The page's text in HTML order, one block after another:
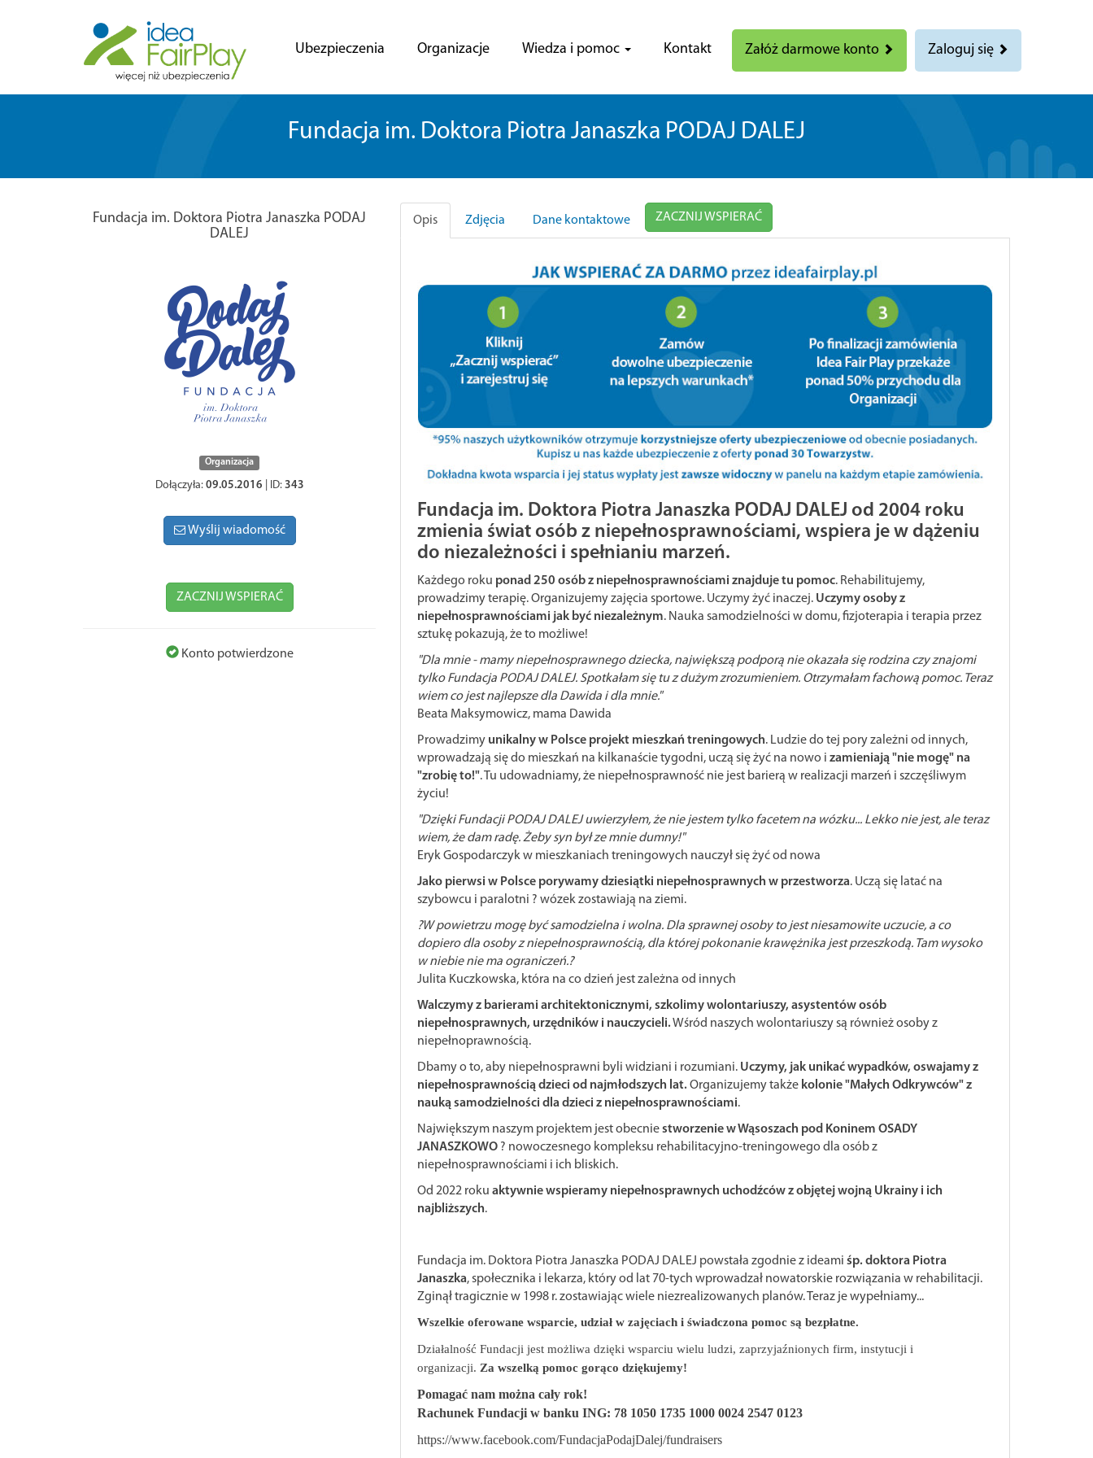
Ubezpieczenia Organizacje Wiedza i pomoc Kontakt Załóż darmowe konto Zaloguj się
Fundacja im. Doktora Piotra Janaszka PODAJ DALEJ
Fundacja im. Doktora Piotra Janaszka PODAJ
DALEJ
Organizacja
Dołączyła: 09.05.2016 | ID: 343
Wyślij wiadomość
ZACZNIJ WSPIERAĆ
Konto potwierdzone
Opis Zdjęcia Dane kontaktowe ZACZNIJ WSPIERAĆ
Fundacja im. Doktora Piotra Janaszka PODAJ DALEJ od 2004 roku
zmienia świat osób z niepełnosprawnościami, wspiera je w dążeniu
do niezależności i spełnianiu marzeń.
Każdego roku ponad 250 osób z niepełnosprawnościami znajduje tu pomoc. Rehabilitujemy,
prowadzimy terapię. Organizujemy zajęcia sportowe. Uczymy żyć inaczej. Uczymy osoby z
niepełnosprawnościami jak być niezależnym. Nauka samodzielności w domu, fizjoterapia i terapia przez
sztukę pokazują, że to możliwe!
"Dla mnie - mamy niepełnosprawnego dziecka, największą podporą nie okazała się rodzina czy znajomi
tylko Fundacja PODAJ DALEJ. Spotkałam się tu z dużym zrozumieniem. Otrzymałam fachową pomoc. Teraz
wiem co jest najlepsze dla Dawida i dla mnie."
Beata Maksymowicz, mama Dawida
Prowadzimy unikalny w Polsce projekt mieszkań treningowych. Ludzie do tej pory zależni od innych,
wprowadzają się do mieszkań na kilkanaście tygodni, uczą się żyć na nowo i zamieniają "nie mogę" na
"zrobię to!". Tu udowadniamy, że niepełnosprawność nie jest barierą w realizacji marzeń i szczęśliwym
życiu!
"Dzięki Fundacji PODAJ DALEJ uwierzyłem, że nie jestem tylko facetem na wózku... Lekko nie jest, ale teraz
wiem, że dam radę. Żeby syn był ze mnie dumny!"
Eryk Gospodarczyk w mieszkaniach treningowych nauczył się żyć od nowa
Jako pierwsi w Polsce porywamy dziesiątki niepełnosprawnych w przestworza. Uczą się latać na
szybowcu i paralotni ? wózek zostawiają na ziemi.
?W powietrzu mogę być samodzielna i wolna. Dla sprawnej osoby to jest niesamowite uczucie, a co
dopiero dla osoby z niepełnosprawnością, dla której pokonanie krawężnika jest przeszkodą. Tam wysoko
w niebie nie ma ograniczeń.?
Julita Kuczkowska, która na co dzień jest zależna od innych
Walczymy z barierami architektonicznymi, szkolimy wolontariuszy, asystentów osób
niepełnosprawnych, urzędników i nauczycieli.Wśród naszych wolontariuszy są również osoby z
niepełnoprawnością.
Dbamy o to, aby niepełnosprawni byli widziani i rozumiani. Uczymy, jak unikać wypadków, oswajamy z
niepełnosprawnością dzieci od najmłodszych lat. Organizujemy także kolonie "Małych Odkrywców" z
nauką samodzielności dla dzieci z niepełnosprawnościami.
Największym naszym projektem jest obecniestworzenie w Wąsoszach pod Koninem OSADY
JANASZKOWO ? nowoczesnego kompleksu rehabilitacyjno-treningowego dla osób z
niepełnosprawnościami i ich bliskich.
Od 2022 roku aktywnie wspieramy niepełnosprawnych uchodźców z objętej wojną Ukrainy i ich
najbliższych.
Fundacja im. Doktora Piotra Janaszka PODAJ DALEJ powstała zgodnie z ideami śp. doktora Piotra
Janaszka, społecznika i lekarza, który od lat 70-tych wprowadzał nowatorskie rozwiązania w rehabilitacji.
Zginął tragicznie w 1998 r. zostawiając wiele niezrealizowanych planów. Teraz je wypełniamy...
Wszelkie oferowane wsparcie, udział w zajęciach i świadczona pomoc są bezpłatne.
Działalność Fundacji jest możliwa dzięki wsparciu wielu ludzi, zaprzyjaźnionych firm, instytucji i
organizacji. Za wszelką pomoc gorąco dziękujemy!
Pomagać nam można cały rok!
Rachunek Fundacji w banku ING: 78 1050 1735 1000 0024 2547 0123
https://www.facebook.com/FundacjaPodajDalej/fundraisers